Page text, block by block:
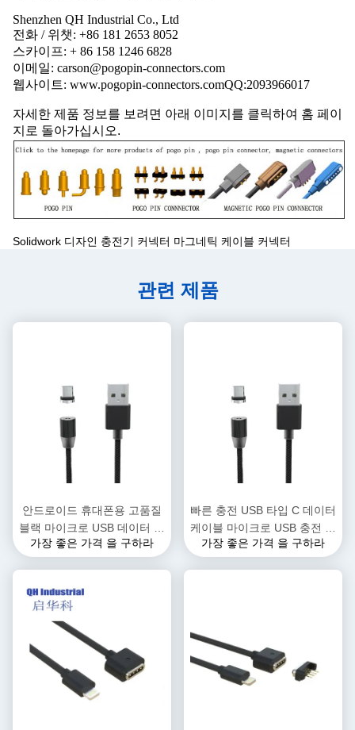
Shenzhen QH Industrial Co., Ltd
전화 / 위챗: +86 181 2653 8052
스카이프: + 86 158 1246 6828
이메일: carson@pogopin-connectors.com
웹사이트: www.pogopin-connectors.comQQ:2093966017
자세한 제품 정보를 보려면 아래 이미지를 클릭하여 홈 페이
지로 돌아가십시오.
Solidwork 디자인 충전기 커넥터 마그네틱 케이블 커넥터
관련 제품
안드로이드 휴대폰용 고품질
블랙 마이크로 USB 데이터 케
이블, 빠른 충전 PVC 자켓, 카
가장 좋은 가격 을 구하라
빠른 충전 USB 타입 C 데이터
케이블 마이크로 USB 충전 케
이블 휴대 전화 프린터 카메라
가장 좋은 가격 을 구하라